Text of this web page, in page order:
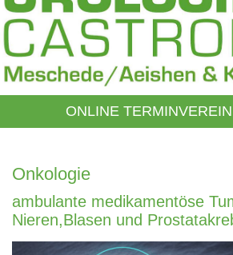
ONLINE
Onkologie
ambulante medikamentöse
Nieren,Blasen und